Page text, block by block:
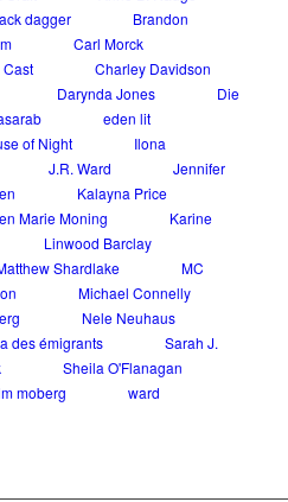
dagger
Brandon
Carl Morck
Cast
Charley Davidson
Darynda Jones
Die
eden lit
of Night
Ilona
J.R. Ward
Jennifer
Kalayna Price
Marie Moning
Karine
Linwood Barclay
Shardlake
MC
Michael Connelly
Nele Neuhaus
des émigrants
Sarah J.
Sheila O'Flanagan
moberg ward